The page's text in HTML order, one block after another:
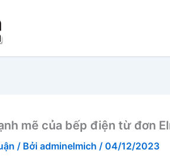
mẽ của bếp điện từ đơn
/ Bởi adminelmich / 04/12/2023